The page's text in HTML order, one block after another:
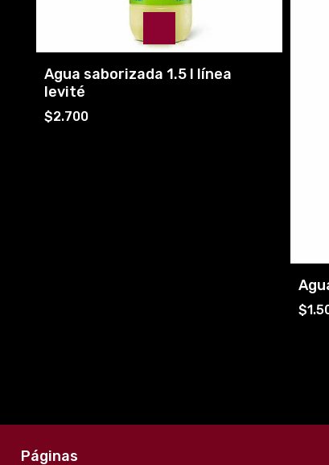
Agua saborizada 1.5 l línea
levité
$2.700
Páginas